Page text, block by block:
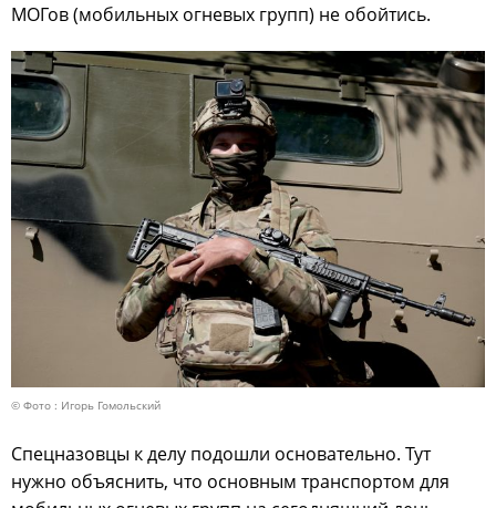
МОГов (мобильных огневых групп) не обойтись.
© Фото : Игорь Гомольский
Спецназовцы к делу подошли основательно. Тут
нужно объяснить, что основным транспортом для